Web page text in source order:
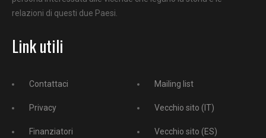
relazioni di questi due Paesi.
Link utili
Contattaci
Privacy
Finanziatori
Mailing list
Vecchio sito (IT)
Vecchio sito (ES)